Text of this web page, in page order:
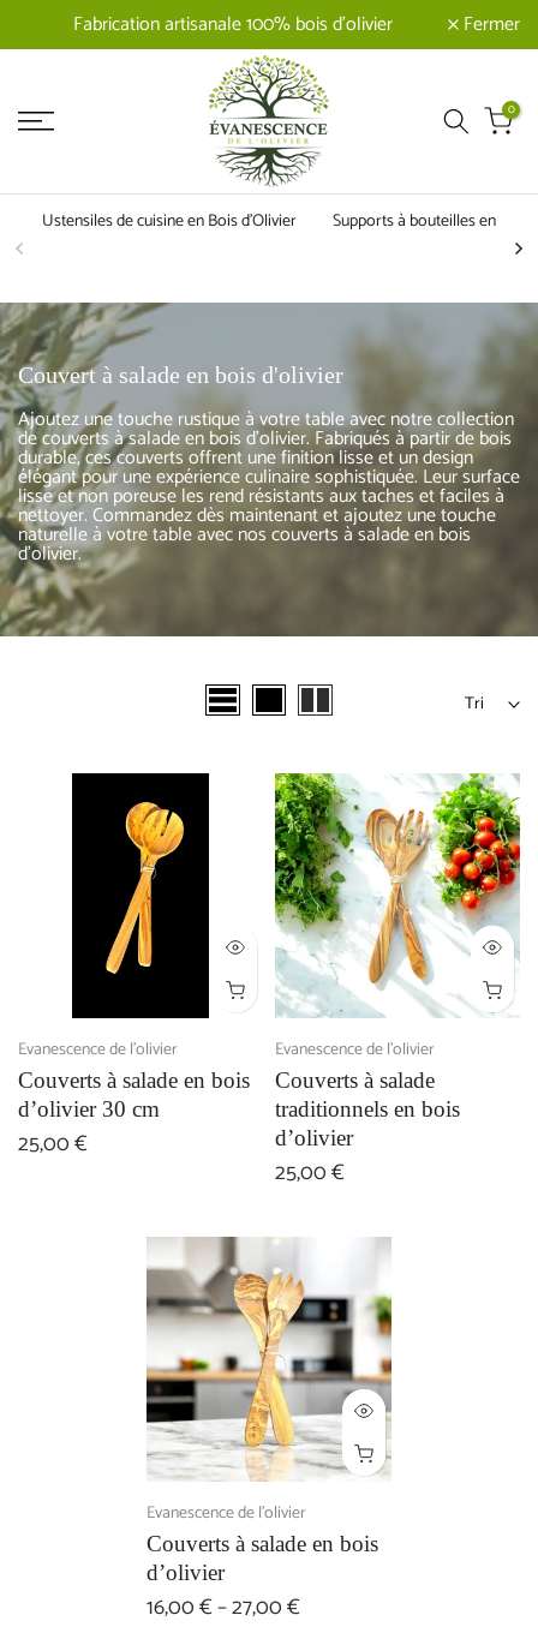
Fabrication artisanale 100% bois d'olivier Fermer
0
Ustensiles de cuisine en Bois d'Olivier Supports à bouteilles en Bois
Couvert à salade en bois d'olivier
Ajoutez une touche rustique à votre table avec notre collection
de couverts à salade en bois d'olivier. Fabriqués à partir de bois
durable, ces couverts offrent une finition lisse et un design
élégant pour une expérience culinaire sophistiquée. Leur surface
lisse et non poreuse les rend résistants aux taches et faciles à
nettoyer. Commandez dès maintenant et ajoutez une touche
naturelle à votre table avec nos couverts à salade en bois
d'olivier.
Tri
Evanescence de l'olivier
Couverts à salade en bois
d’olivier 30 cm
25,00 €
Evanescence de l'olivier
Couverts à salade
traditionnels en bois
d’olivier
25,00 €
Evanescence de l'olivier
Couverts à salade en bois
d’olivier
16,00 € – 27,00 €